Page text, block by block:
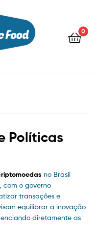
0
Políticas
no Brasil
com o governo
transações e
equilibrar a inovação
diretamente as